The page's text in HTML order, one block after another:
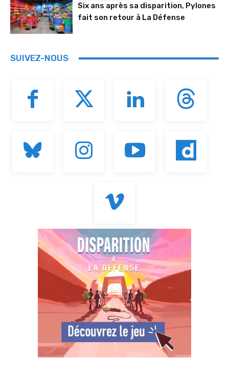
Six ans après sa disparition, Pylones
fait son retour à La Défense
SUIVEZ-NOUS